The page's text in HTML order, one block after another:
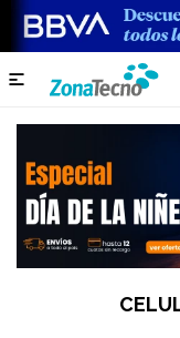
